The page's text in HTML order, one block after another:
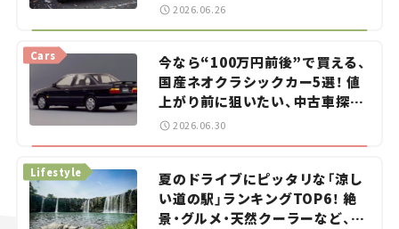
2026.06.26
今なら“100万円前後”で買える、
国産ネオクラシックカー5選！ 値
上がり前に狙いたい、中古車探し
をお手伝い――ちょっとイケてるマ
Cars
2026.06.30
夏のドライブにピッタリな「涼し
い道の駅」ランキングTOP6！ 絶
景・グルメ・天然クーラーなど、避
Lifestyle